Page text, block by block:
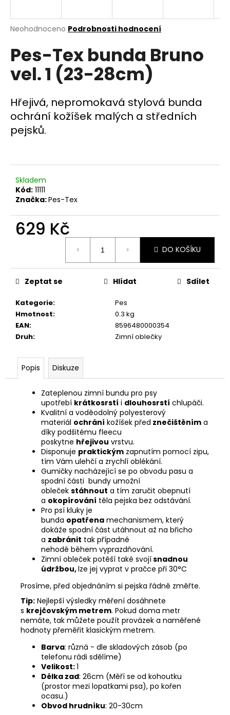
Průměrné
produktu
je
z
hvězdiček.
Neohodnoceno Podrobnosti hodnocení
Pes-Tex bunda Bruno
vel. 1 (23-28cm)
Hřejivá, nepromokavá stylová bunda
ochrání kožíšek malých a středních
pejsků.
Skladem
Kód: 11111
Značka:Pes-Tex
629 Kč
DO KOŠÍKU
Kategorie:
Pes
Hmotnost:
0.3 kg
EAN:
8596480000354
Druh: Zimní oblečky
Zeptat se Hlídat Sdílet
Popis Diskuze
Zateplenou zimní bundu pro psy
upotřebí krátkosrstí i dlouhosrstí chlupáči.
Kvalitní a voděodolný polyesterový
materiál ochrání kožíšek před znečištěním a
díky podšitému fleecu
poskytne hřejivou vrstvu.
Disponuje praktickým zapnutím pomocí zipu,
tím Vám ulehčí a zrychlí oblékání.
Gumičky nacházející se po obvodu pasu a
spodní části bundy umožní
obleček stáhnout a tím zaručit obepnutí
a okopírování těla pejska bez odstávání.
Pro psí kluky je
bunda opatřena mechanismem, který
dokáže spodní část utáhnout až na břicho
a zabránit tak případné
nehodě během vyprazdňování.
Zimní obleček potěší také svojísnadnou
údržbou,lze jej vyprat v pračce při 30°C
Prosíme, před objednáním si pejska řádně změřte.
Tip: Nejlepší výsledky měření dosáhnete
s krejčovským metrem. Pokud doma metr
nemáte, tak můžete použít provázek a naměřené
hodnoty přeměřit klasickým metrem.
Barva: různá - dle skladových zásob (po
telefonu rádi sdělíme)
Velikost:1
Délka zad: 26cm (Měří se od kohoutku
(prostor mezi lopatkami psa), po kořen
ocasu.)
Obvod hrudníku: 20-30cm
j
t
?
HLEDAT
D
o
p
o
e
m
e
CALIBRA
JOY
DOG
TREAT
100G